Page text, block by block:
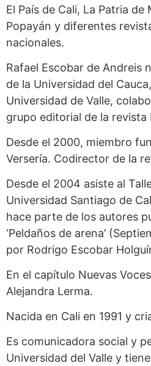
El País de Cali, La Patria de
Popayán y diferentes
nacionales.
Rafael Escobar de Andreis
de la Universidad del
Universidad de Valle,
grupo editorial de la revista
Desde el 2000, miembro
Versería. Codirector de la
Desde el 2004 asiste al
Universidad Santiago de
hace parte de los autores
‘Peldaños de arena’
por Rodrigo Escobar
En el capítulo Nuevas
Alejandra Lerma.
Nacida en Cali en 1991 y
Es comunicadora social y
Universidad del Valle y